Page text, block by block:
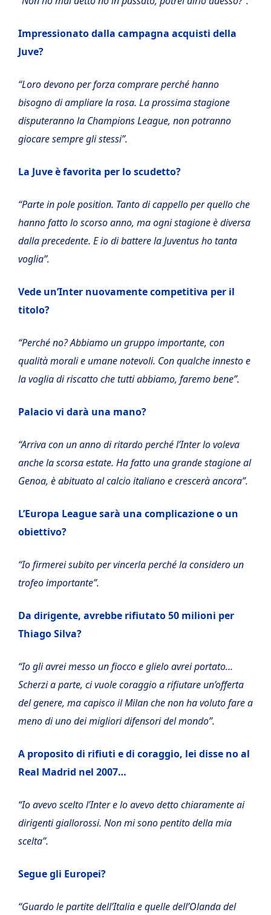
Impressionato dalla campagna acquisti della
Juve?
“Loro devono per forza comprare perché hanno
bisogno di ampliare la rosa. La prossima stagione
disputeranno la Champions League, non potranno
giocare sempre gli stessi”.
La Juve è favorita per lo scudetto?
“Parte in pole position. Tanto di cappello per quello che
hanno fatto lo scorso anno, ma ogni stagione è diversa
dalla precedente. E io di battere la Juventus ho tanta
voglia”.
Vede un’Inter nuovamente competitiva per il
titolo?
“Perché no? Abbiamo un gruppo importante, con
qualità morali e umane notevoli. Con qualche innesto e
la voglia di riscatto che tutti abbiamo, faremo bene”.
Palacio vi darà una mano?
“Arriva con un anno di ritardo perché l’Inter lo voleva
anche la scorsa estate. Ha fatto una grande stagione al
Genoa, è abituato al calcio italiano e crescerà ancora”.
L’Europa League sarà una complicazione o un
obiettivo?
“Io firmerei subito per vincerla perché la considero un
trofeo importante”.
Da dirigente, avrebbe rifiutato 50 milioni per
Thiago Silva?
“Io gli avrei messo un fiocco e glielo avrei portato…
Scherzi a parte, ci vuole coraggio a rifiutare un’offerta
del genere, ma capisco il Milan che non ha voluto fare a
meno di uno dei migliori difensori del mondo”.
A proposito di rifiuti e di coraggio, lei disse no al
Real Madrid nel 2007…
“Io avevo scelto l’Inter e lo avevo detto chiaramente ai
dirigenti giallorossi. Non mi sono pentito della mia
scelta”.
Segue gli Europei?
“Guardo le partite dell’Italia e quelle dell’Olanda del